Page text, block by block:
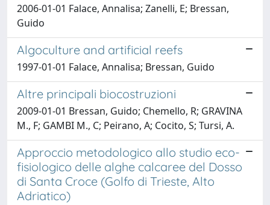
2006-01-01 Falace, Annalisa; Zanelli, E; Bressan,
Guido
Algoculture and artificial reefs
1997-01-01 Falace, Annalisa; Bressan, Guido
Altre principali biocostruzioni
2009-01-01 Bressan, Guido; Chemello, R; GRAVINA
M., F; GAMBI M., C; Peirano, A; Cocito, S; Tursi, A.
Approccio metodologico allo studio eco-
fisiologico delle alghe calcaree del Dosso
di Santa Croce (Golfo di Trieste, Alto
Adriatico)